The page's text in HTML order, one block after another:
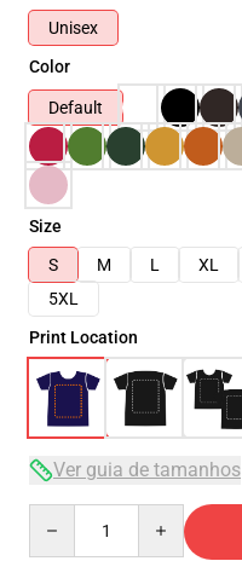
Unisex
Color
Default
Size
S
M L XL
5XL
Print Location
Ver guia de tamanhos